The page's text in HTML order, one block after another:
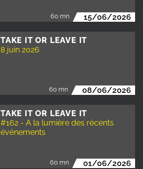
60 mn 15/06/2026
TAKE IT OR LEAVE IT
8 juin 2026
60 mn 08/06/2026
TAKE IT OR LEAVE IT
#162 - A la lumière des récents
événements
60 mn 01/06/2026